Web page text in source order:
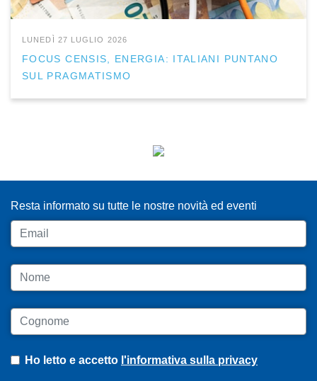
LUNEDÌ 27 LUGLIO 2026
FOCUS CENSIS, ENERGIA: ITALIANI PUNTANO
SUL PRAGMATISMO
Resta informato su tutte le nostre novità ed eventi
Email
Nome
Cognome
Ho letto e accetto l'informativa sulla privacy